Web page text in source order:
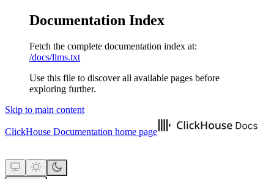
Documentation Index
Fetch the complete documentation index at:
/docs/llms.txt
Use this file to discover all available pages before
exploring further.
Skip to main content
ClickHouse Documentation home page